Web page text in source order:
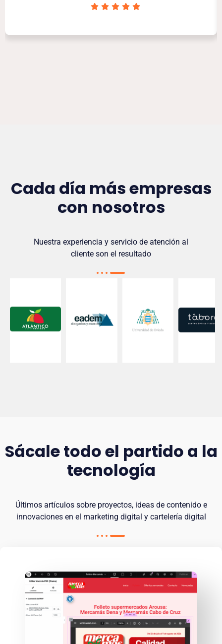
Cada día más empresas
con nosotros
Nuestra experiencia y servicio de atención al
cliente son el resultado
Sácale todo el partido a la
tecnología
Últimos artículos sobre proyectos, ideas de contenido e
innovaciones en el marketing digital y cartelería digital